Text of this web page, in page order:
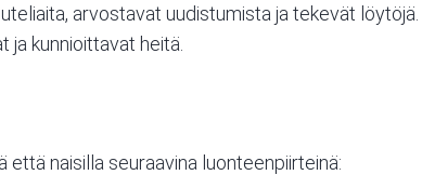
arvostavat uudistumista ja tekevät löytöjä.
kunnioittavat heitä.
naisilla seuraavina luonteenpiirteinä: